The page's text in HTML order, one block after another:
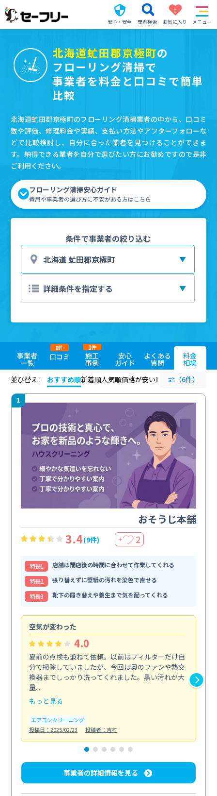
安心・安全 業者検索
0
お気に入り
メニュー
北海道虻田郡京極町の
フローリング清掃で
事業者を料金と口コミで簡単
比較
北海道虻田郡京極町のフローリング清掃業者の中から、口コミ
数や評価、修理料金や実績、支払い方法やアフターフォローな
どで比較検討し、自分に合った業者を見つけることができま
す。納得できる業者を自分で選びたい方にお勧めですので是非
ご利用ください。
フローリング清掃安心ガイド
費用や事業者の選び方に不安がある方はこちら
条件で事業者の絞り込む
事業者
一覧
口コミ
8件
施工
事例
1件
安心
ガイド
よくある
質問
料金
相場
並び替え :
おすすめ順新着順人気順価格が安い順 評価が高い順
（6件）
1
おそうじ本舗
3.4(9件) ＋ 2
特⻑1
店舗は閉店後の時間に合わせて作業してくれる
特⻑2
張り替えずに壁紙の汚れを染色で直せる
特⻑3
靴下の履き替えや養生まで気を配ってくれる
空気が変わった
4.0
夏前の点検も兼ねて依頼。以前はフィルターだけ自
分で掃除していましたが、今回は奥のファンや熱交
換器までしっかり洗ってくれました。黒い汚れが大
量...
もっと見る
エアコンクリーニング
投稿日：2025/02/23
投稿者：吉村
事業者の詳細情報を見る